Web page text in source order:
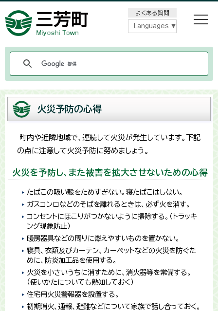
よくある質問
Languages
火災予防の心得
町内や近隣地域で、連続して火災が発生しています。下記
の点に注意して火災予防に努めましょう。
火災を予防し、また被害を拡大させないための心得
たばこの吸い殻をためすぎない。寝たばこはしない。
ガスコンロなどのそばを離れるときは、必ず火を消す。
コンセントにほこりがつかないように掃除する。（トラッキ
ング現象防止）
暖房器具などの周りに燃えやすいものを置かない。
寝具、衣類及びカーテン、カーペットなどの火災を防ぐた
めに、防炎加工品を使用する。
火災を小さいうちに消すために、消火器等を常備する。
（使いかたについても熟知しておく）
住宅用火災警報器を設置する。
初期消火、通報、避難などについて家族で話し合っておく。